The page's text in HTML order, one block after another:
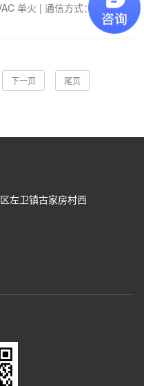
单火 | 通信方式：NB-IoT模
下一页 尾页
左卫镇古家房村西